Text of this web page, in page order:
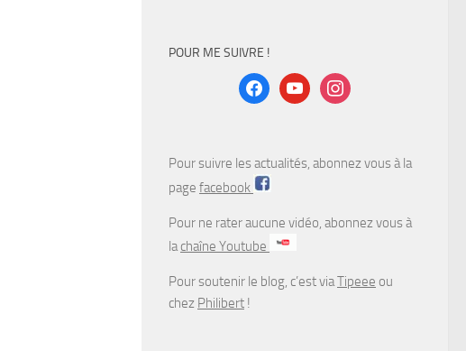
POUR ME SUIVRE !
facebookyoutubeinstagram
Pour suivre les actualités, abonnez vous à la
page facebook
Pour ne rater aucune vidéo, abonnez vous à
la chaîne Youtube
Pour soutenir le blog, c’est viaTipeee ou
chez Philibert !